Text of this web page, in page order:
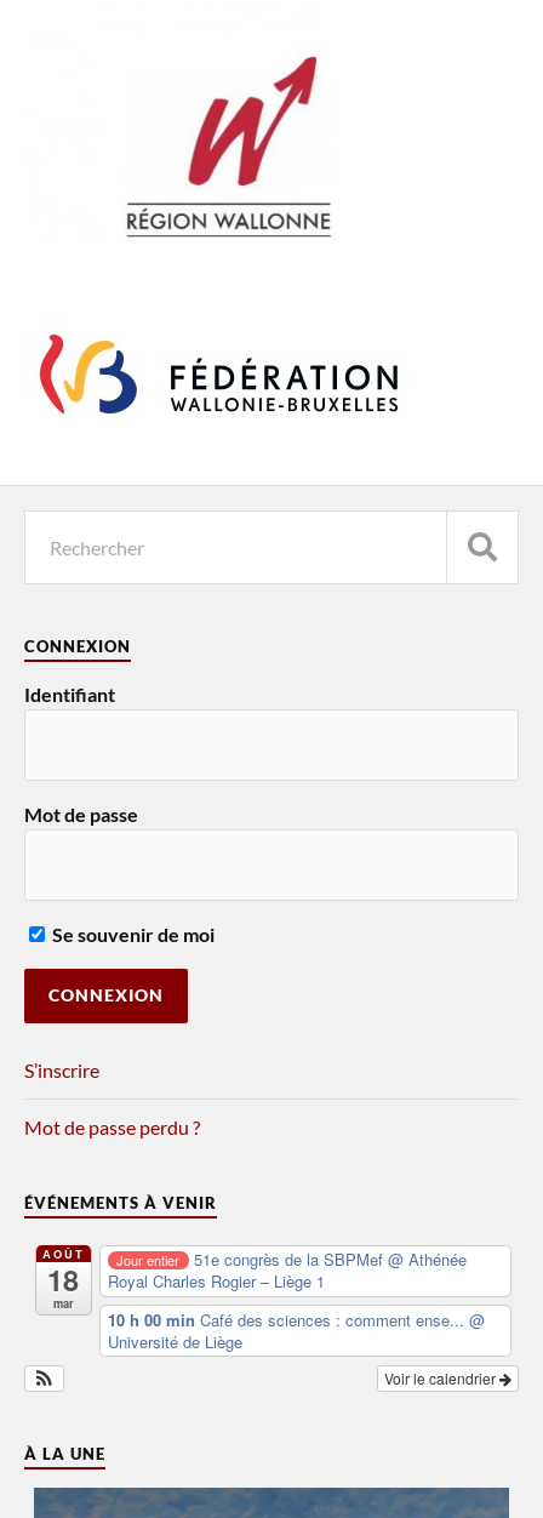
CONNEXION
Identifiant
Mot de passe
Se souvenir de moi
S’inscrire
Mot de passe perdu ?
ÉVÉNEMENTS À VENIR
AOÛT
18
mar
Jour entier 51e congrès de la SBPMef@ Athénée
Royal Charles Rogier – Liège 1
10 h 00 min Café des sciences : comment ense... @
Université de Liège
Voir le calendrier
À LA UNE